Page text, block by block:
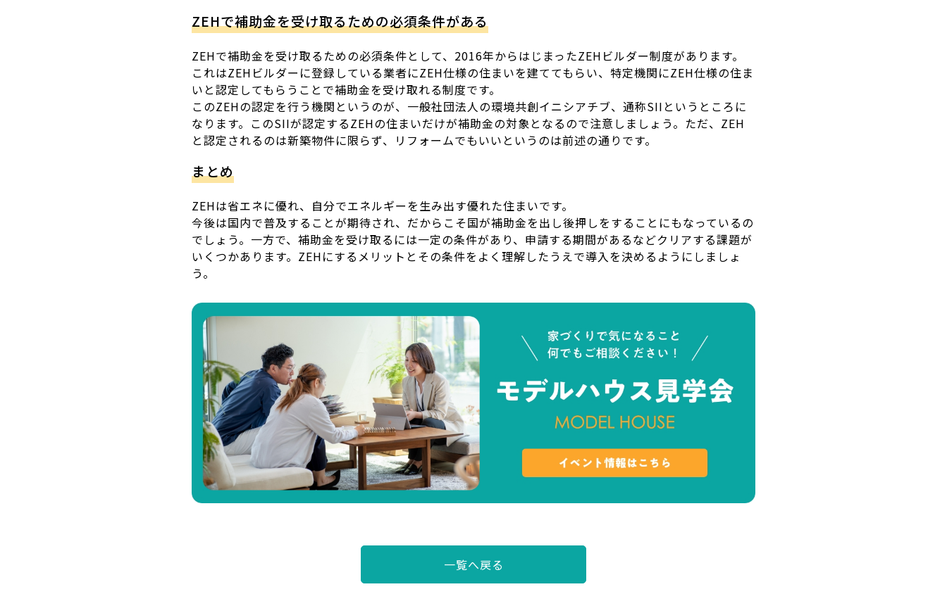
ZEHで補助金を受け取るための必須条件がある
ZEHで補助金を受け取るための必須条件として、2016年からはじまったZEHビルダー制度があります。
これはZEHビルダーに登録している業者にZEH仕様の住まいを建ててもらい、特定機関にZEH仕様の住ま
いと認定してもらうことで補助金を受け取れる制度です。
このZEHの認定を行う機関というのが、一般社団法人の環境共創イニシアチブ、通称SIIというところに
なります。このSIIが認定するZEHの住まいだけが補助金の対象となるので注意しましょう。ただ、ZEH
と認定されるのは新築物件に限らず、リフォームでもいいというのは前述の通りです。
まとめ
ZEHは省エネに優れ、自分でエネルギーを生み出す優れた住まいです。
今後は国内で普及することが期待され、だからこそ国が補助金を出し後押しをすることにもなっているの
でしょう。一方で、補助金を受け取るには一定の条件があり、申請する期間があるなどクリアする課題が
いくつかあります。ZEHにするメリットとその条件をよく理解したうえで導入を決めるようにしましょ
う。
一覧へ戻る